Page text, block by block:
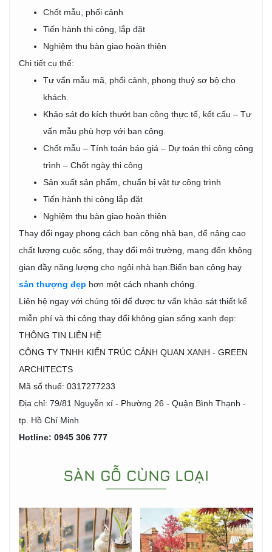
Chốt mẫu, phối cảnh
Tiến hành thi công, lắp đặt
Nghiệm thu bàn giao hoàn thiện
Chi tiết cụ thể:
Tư vấn mẫu mã, phối cảnh, phong thuỷ sơ bộ cho
khách.
Khảo sát đo kích thướt ban công thực tế, kết cấu – Tư
vấn mẫu phù hợp với ban công.
Chốt mẫu – Tính toán báo giá – Dự toán thi công công
trình – Chốt ngày thi công
Sản xuất sản phẩm, chuẩn bị vật tư công trình
Tiến hành thi công lắp đặt
Nghiệm thu bàn giao hoàn thiên
Thay đổi ngay phong cách ban công nhà bạn, để nâng cao
chất lượng cuộc sống, thay đổi môi trường, mang đến không
gian đầy năng lượng cho ngôi nhà bạn.Biến ban công hay
sân thượng đẹp hơn một cách nhanh chóng.
Liên hệ ngay với chúng tôi để được tư vấn khảo sát thiết kế
miễn phí và thi công thay đổi không gian sống xanh đẹp:
THÔNG TIN LIÊN HỆ
CÔNG TY TNHH KIẾN TRÚC CẢNH QUAN XANH - GREEN
ARCHITECTS
Mã số thuế: 0317277233
Địa chỉ: 79/81 Nguyễn xí - Phường 26 - Quận Bình Thạnh -
tp. Hồ Chí Minh
Hotline: 0945 306 777
SÀN GỖ CÙNG LOẠI